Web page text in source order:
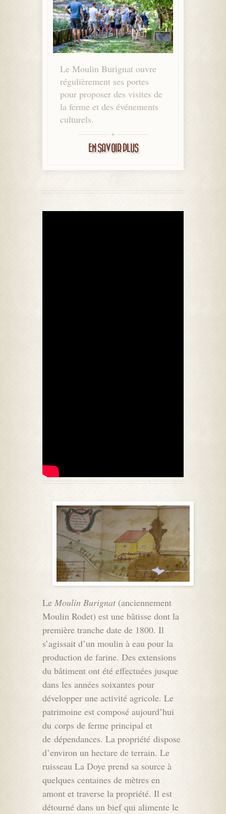
Le Moulin Burignat ouvre
régulièrement ses portes
pour proposer des visites de
la ferme et des événements
culturels.
EN SAVOIR PLUS
Le Moulin Burignat(anciennement
Moulin Rodet) est une bâtisse dont la
première tranche date de 1800. Il
s’agissait d’un moulin à eau pour la
production de farine. Des extensions
du bâtiment ont été effectuées jusque
dans les années soixantes pour
développer une activité agricole. Le
patrimoine est composé aujourd’hui
du corps de ferme principal et
de dépendances. La propriété dispose
d’environ un hectare de terrain. Le
ruisseau La Doye prend sa source à
quelques centaines de mètres en
amont et traverse la propriété. Il est
détourné dans un bief qui alimente le